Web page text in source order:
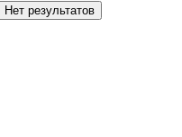
Нет результатов